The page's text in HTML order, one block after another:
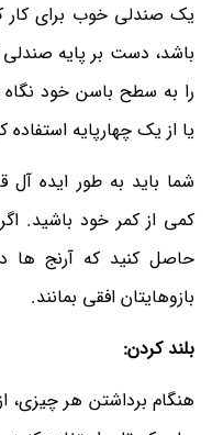
یک صندلی خوب برای کار
باشد، دست بر پایه صندلی
را به سطح باسن خود
یا از یک چهارپایه استفاده
شما باید به طور ایده
کمی از کمر خود باشید.
حاصل کنید که آرنج ها
بازوهایتان افقی بمانند.
بلند کردن:
هنگام برداشتن هر چیزی،